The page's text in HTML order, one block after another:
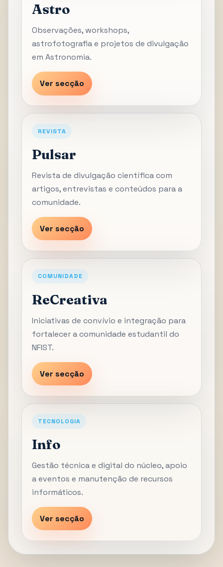
Astro
Observações, workshops,
astrofotografia e projetos de divulgação
em Astronomia.
Ver secção
REVISTA
Pulsar
Revista de divulgação científica com
artigos, entrevistas e conteúdos para a
comunidade.
Ver secção
COMUNIDADE
ReCreativa
Iniciativas de convívio e integração para
fortalecer a comunidade estudantil do
NFIST.
Ver secção
TECNOLOGIA
Info
Gestão técnica e digital do núcleo, apoio
a eventos e manutenção de recursos
informáticos.
Ver secção